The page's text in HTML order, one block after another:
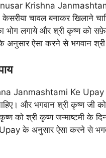
Krishna
चावल बनाकर खिलाने
भोग लगाये और श्री कृष्ण को
ऐसा करने से भगवान श्री
Janmashtami Ke Upay
और भगवान श्री कृष्ण जी
को श्री कृष्ण जन्माष्टमी के
के अनुसार ऐसा करने से